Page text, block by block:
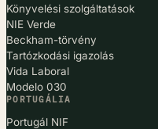
Könyvelési szolgáltatások
NIE Verde
Beckham-törvény
Tartózkodási igazolás
Vida Laboral
Modelo 030
PORTUGÁLIA
Portugál NIF